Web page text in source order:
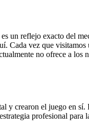
un reflejo exacto del
Cada vez que
no ofrece a los
y crearon el juego en sí.
profesional para